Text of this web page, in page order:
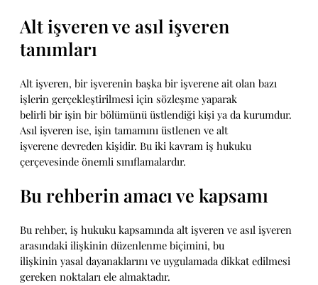
Alt işveren ve asıl işveren
tanımları
Alt işveren, bir işverenin başka bir işverene ait olan bazı
işlerin gerçekleştirilmesi için sözleşme yaparak
belirli bir işin bir bölümünü üstlendiği kişi ya da kurumdur.
Asıl işveren ise, işin tamamını üstlenen ve alt
işverene devreden kişidir. Bu iki kavram iş hukuku
çerçevesinde önemli sınıflamalardır.
Bu rehberin amacı ve kapsamı
Bu rehber, iş hukuku kapsamında alt işveren ve asıl işveren
arasındaki ilişkinin düzenlenme biçimini, bu
ilişkinin yasal dayanaklarını ve uygulamada dikkat edilmesi
gereken noktaları ele almaktadır.